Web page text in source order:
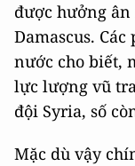
được hưởng
Damascus.
nước cho biết,
lực lượng vũ
đội Syria, số
Mặc dù vậy